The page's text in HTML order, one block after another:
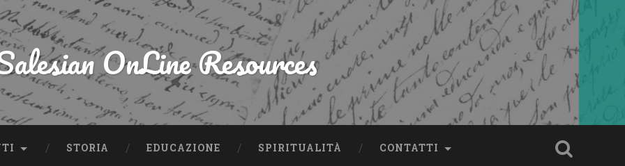
OnLine Resources
STORIA EDUCAZIONE SPIRITUALITÀ CONTATTI